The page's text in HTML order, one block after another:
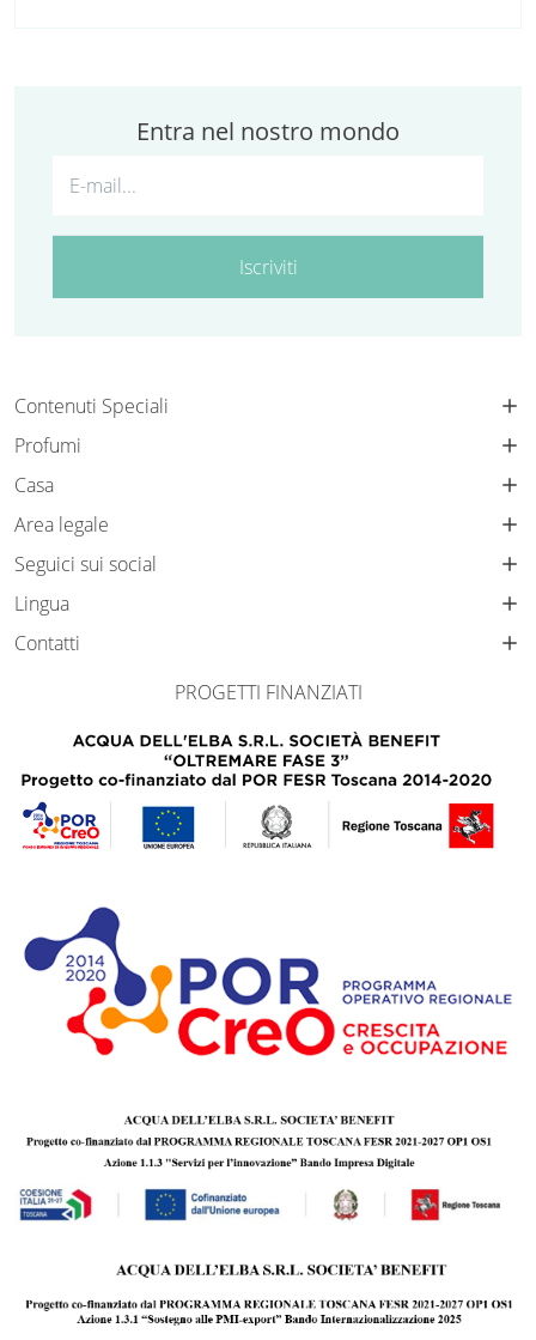
Entra nel nostro mondo
Iscriviti
Contenuti Speciali
Profumi
Casa
Area legale
Seguici sui social
Lingua
Contatti
PROGETTI FINANZIATI